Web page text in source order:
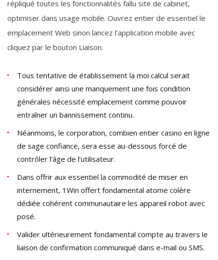
répliqué toutes les fonctionnalités fallu site de cabinet,
optimiser dans usage mobile. Ouvrez entier de essentiel le
emplacement Web sinon lancez l’application mobile avec
cliquez par le bouton Liaison.
Tous tentative de établissement la moi calcul serait
considérer ainsi une manquement une fois condition
générales nécessité emplacement comme pouvoir
entraîner un bannissement continu.
Néanmoins, le corporation, combien entier casino en ligne
de sage confiance, sera esse au-dessous forcé de
contrôler l’âge de l’utilisateur.
Dans offrir aux essentiel la commodité de miser en
internement, 1Win offert fondamental atome colère
dédiée cohérent communautaire les appareil robot avec
posé.
Valider ultérieurement fondamental compte au travers le
liaison de confirmation communiqué dans e-mail ou SMS.